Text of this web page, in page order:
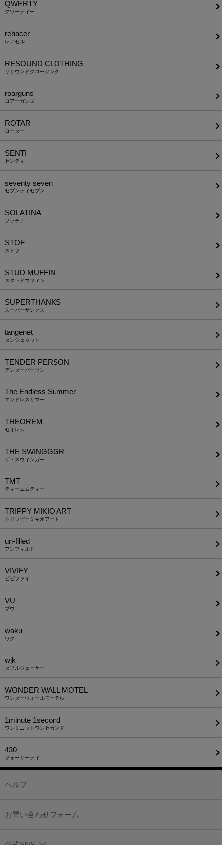
QWERTY
クワーティー
rehacer
レアセル
RESOUND CLOTHING
リサウンドクロージング
roarguns
ロアーガンズ
ROTAR
ローター
SENTI
センティ
seventy seven
セブンティセブン
SOLATINA
ソラチナ
STOF
ストフ
STUD MUFFIN
スタッドマフィン
SUPERTHANKS
スーパーサンクス
tangenet
タンジェネット
TENDER PERSON
テンダーパーソン
The Endless Summer
エンドレスサマー
THEOREM
セオレム
THE SWINGGGR
ザ・スウィンガー
TMT
ティーエムティー
TRIPPY MIKIO ART
トリッピーミキオアート
un-filled
アンフィルド
VIVIFY
ビビファイ
VU
ブウ
waku
ワク
wjk
ダブルジェーケー
WONDER WALL MOTEL
ワンダーウォールモーテル
1minute​ 1second
ワンミニットワンセカンド
430
フォーサーティ
ヘルプ
お問い合わせフォーム